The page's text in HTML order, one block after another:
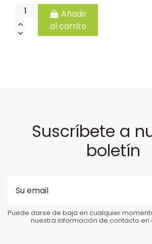
Añadir
al carrito
Suscríbete a
boletín
Puede darse de baja en cualquier
nuestra información de contacto en